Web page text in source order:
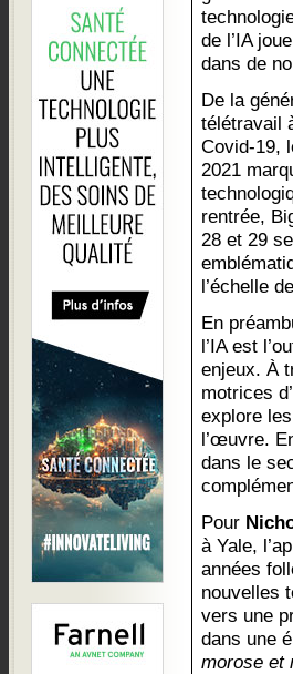
de l’IA
dans de
De la
télétravail
Covid-19,
2021
rentrée,
28 et 29
l’échelle
En
l’IA est
enjeux. À
motrices
explore
l’œuvre.
dans le
Pour
à Yale,
années
nouvelles
vers une
dans une
morose et